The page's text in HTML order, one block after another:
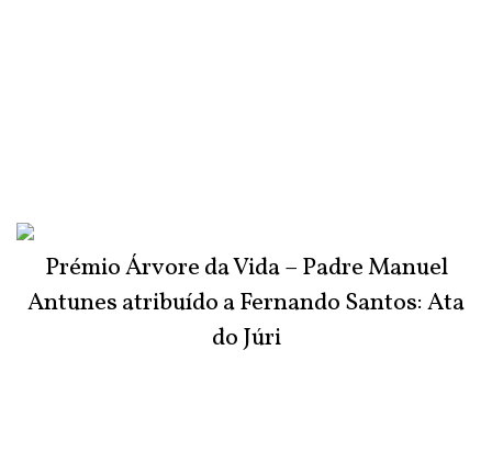
Prémio Árvore da Vida – Padre Manuel
Antunes atribuído a Fernando Santos: Ata
do Júri